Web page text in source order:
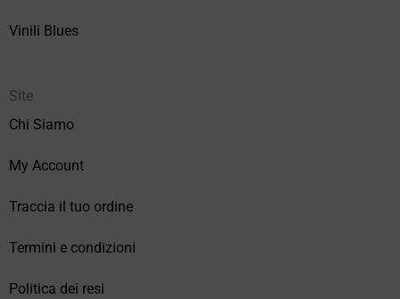
Vinili Blues
Site
Chi Siamo
My Account
Traccia il tuo ordine
Termini e condizioni
Politica dei resi